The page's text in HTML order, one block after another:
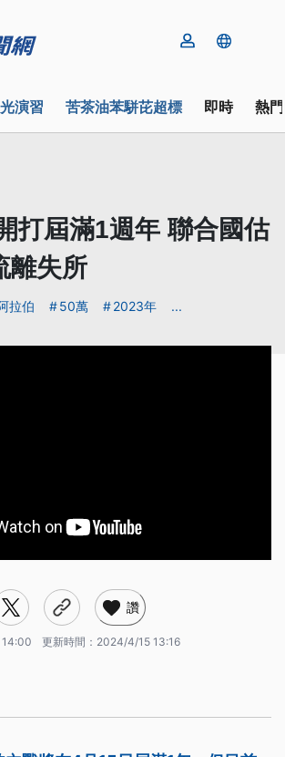
演習 苦茶油苯駢芘超標 即時 熱
打屆滿1週年 聯合國估
離失所
拉伯 50萬 2023年 ...
讚
更新時間： 2024/4/15 13:16